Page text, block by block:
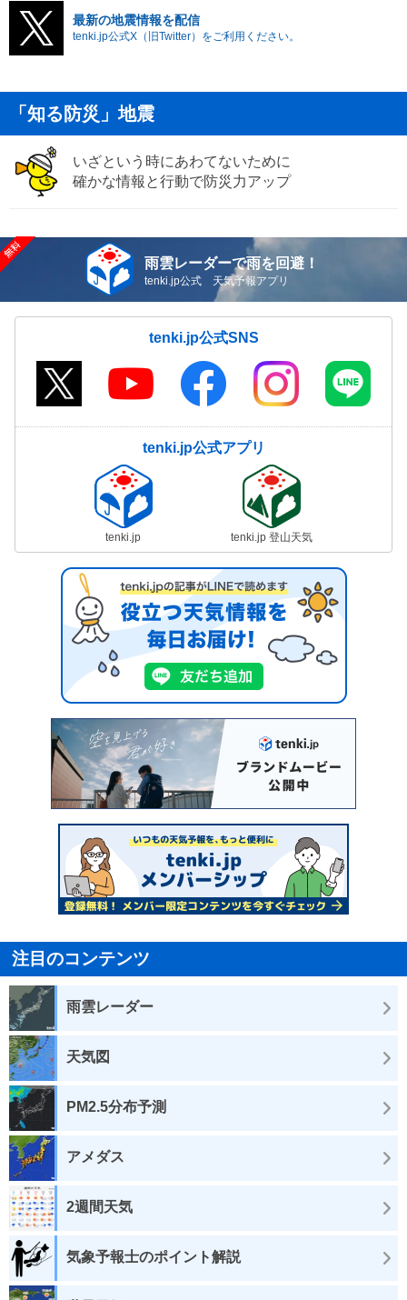
最新の地震情報を配信
tenki.jp公式X（旧Twitter）をご利用ください。
「知る防災」地震
いざという時にあわてないために
確かな情報と行動で防災力アップ
雨雲レーダーで雨を回避！
tenki.jp公式 天気予報アプリ
tenki.jp公式SNS
tenki.jp公式アプリ
tenki.jp tenki.jp 登山天気
注目のコンテンツ
雨雲レーダー
天気図
PM2.5分布予測
アメダス
2週間天気
気象予報士のポイント解説